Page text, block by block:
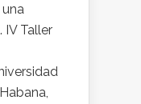
Taller